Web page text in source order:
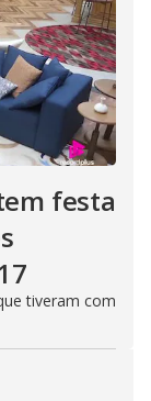
festa
tiveram com